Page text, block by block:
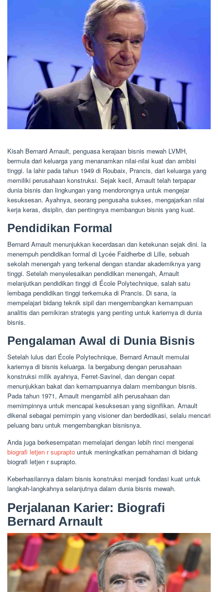
Kisah Bernard Arnault, penguasa kerajaan bisnis mewah LVMH,
bermula dari keluarga yang menanamkan nilai-nilai kuat dan ambisi
tinggi. Ia lahir pada tahun 1949 di Roubaix, Prancis, dari keluarga yang
memiliki perusahaan konstruksi. Sejak kecil, Arnault telah terpapar
dunia bisnis dan lingkungan yang mendorongnya untuk mengejar
kesuksesan. Ayahnya, seorang pengusaha sukses, mengajarkan nilai
kerja keras, disiplin, dan pentingnya membangun bisnis yang kuat.
Pendidikan Formal
Bernard Arnault menunjukkan kecerdasan dan ketekunan sejak dini. Ia
menempuh pendidikan formal di Lycée Faidherbe di Lille, sebuah
sekolah menengah yang terkenal dengan standar akademiknya yang
tinggi. Setelah menyelesaikan pendidikan menengah, Arnault
melanjutkan pendidikan tinggi di École Polytechnique, salah satu
lembaga pendidikan tinggi terkemuka di Prancis. Di sana, ia
mempelajari bidang teknik sipil dan mengembangkan kemampuan
analitis dan pemikiran strategis yang penting untuk kariernya di dunia
bisnis.
Pengalaman Awal di Dunia Bisnis
Setelah lulus dari École Polytechnique, Bernard Arnault memulai
kariernya di bisnis keluarga. Ia bergabung dengan perusahaan
konstruksi milik ayahnya, Ferret-Savinel, dan dengan cepat
menunjukkan bakat dan kemampuannya dalam membangun bisnis.
Pada tahun 1971, Arnault mengambil alih perusahaan dan
memimpinnya untuk mencapai kesuksesan yang signifikan. Arnault
dikenal sebagai pemimpin yang visioner dan berdedikasi, selalu mencari
peluang baru untuk mengembangkan bisnisnya.
Anda juga berkesempatan memelajari dengan lebih rinci mengenai
biografi letjen r suprapto untuk meningkatkan pemahaman di bidang
biografi letjen r suprapto.
Keberhasilannya dalam bisnis konstruksi menjadi fondasi kuat untuk
langkah-langkahnya selanjutnya dalam dunia bisnis mewah.
Perjalanan Karier: Biografi
Bernard Arnault